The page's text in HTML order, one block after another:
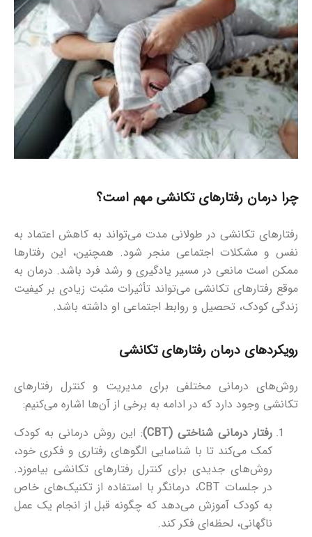
چرا درمان رفتارهای تکانشی مهم است؟
رفتارهای تکانشی در طولانی‌ مدت می‌تواند به کاهش اعتماد به
نفس و مشکلات اجتماعی منجر شود. همچنین، این رفتارها
ممکن است مانعی در مسیر یادگیری و رشد فرد باشد. درمان به‌
موقع رفتارهای تکانشی می‌تواند تأثیرات مثبت زیادی بر کیفیت
زندگی کودک، تحصیل و روابط اجتماعی او داشته باشد.
رویکردهای درمان رفتارهای تکانشی
روش‌های درمانی مختلفی برای مدیریت و کنترل رفتارهای
تکانشی وجود دارد که در ادامه به برخی از آن‌ها اشاره می‌کنیم:
رفتار درمانی شناختی (CBT)
: این روش درمانی به کودک
کمک می‌کند تا با شناسایی الگوهای رفتاری و فکری خود،
روش‌های جدیدی برای کنترل رفتارهای تکانشی بیاموزد.
در جلسات CBT، درمانگر با استفاده از تکنیک‌های خاص
به کودک آموزش می‌دهد که چگونه قبل از انجام یک عمل
ناگهانی، لحظه‌ای فکر کند.